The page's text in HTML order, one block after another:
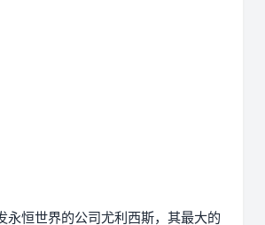
永恒世界的公司尤利西斯，其最大的